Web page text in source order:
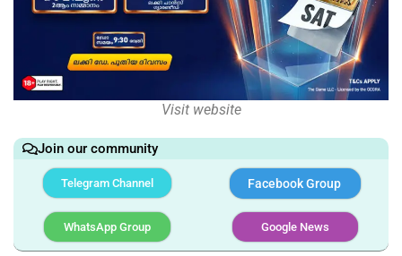
Visit website
Join our community
Telegram Channel Facebook Group
WhatsApp Group Google News